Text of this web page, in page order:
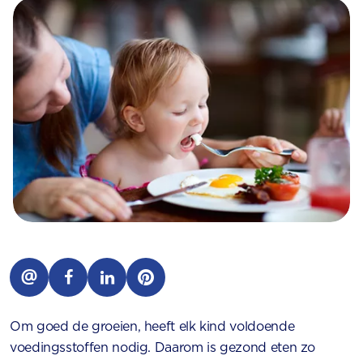
Om goed de groeien, heeft elk kind voldoende
voedingsstoffen nodig. Daarom is gezond eten zo